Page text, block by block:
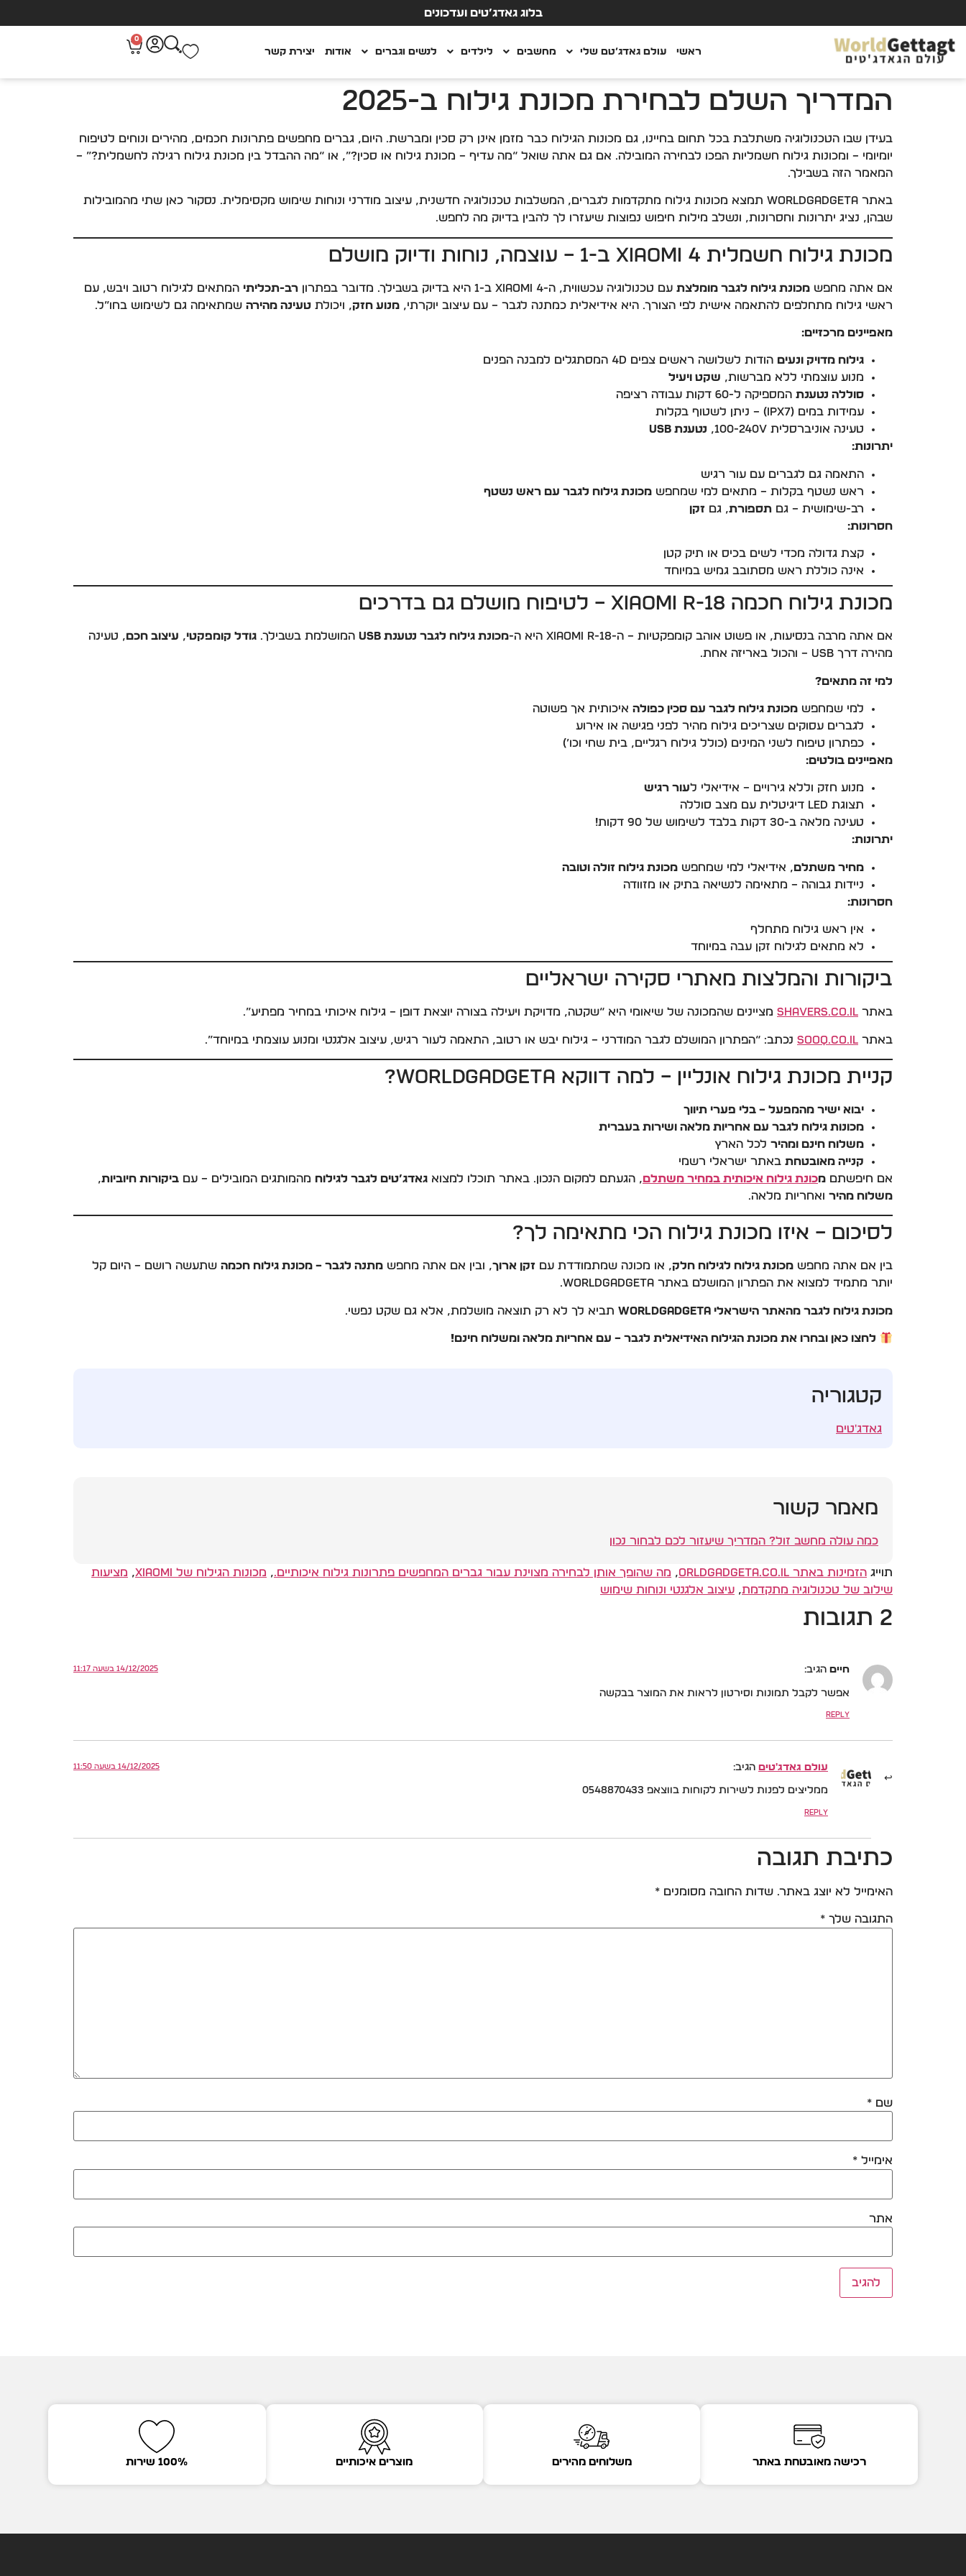
בלוג גאדג’טים ועדכונים
ראשי עולם גאדג’טם שלי מחשבים לילדים לנשים וגברים אודות יצירת קשר
0
המדריך השלם לבחירת מכונת גילוח ב-2025
בעידן שבו הטכנולוגיה משתלבת בכל תחום בחיינו, גם מכונות הגילוח כבר מזמן אינן רק סכין ומברשת. היום, גברים מחפשים פתרונות חכמים, מהירים ונוחים לטיפוח
יומיומי – ומכונות גילוח חשמליות הפכו לבחירה המובילה. אם גם אתה שואל “מה עדיף – מכונת גילוח או סכין?”, או “מה ההבדל בין מכונת גילוח רגילה לחשמלית?” –
המאמר הזה בשבילך.
באתר WorldGadgeta תמצא מכונות גילוח מתקדמות לגברים, המשלבות טכנולוגיה חדשנית, עיצוב מודרני ונוחות שימוש מקסימלית. נסקור כאן שתי מהמובילות
שבהן, נציג יתרונות וחסרונות, ונשלב מילות חיפוש נפוצות שיעזרו לך להבין בדיוק מה לחפש.
מכונת גילוח חשמלית Xiaomi 4 ב-1 – עוצמה, נוחות ודיוק מושלם
אם אתה מחפש מכונת גילוח לגבר מומלצת עם טכנולוגיה עכשווית, ה-Xiaomi 4 ב-1 היא בדיוק בשבילך. מדובר בפתרון רב-תכליתי המתאים לגילוח רטוב ויבש, עם
ראשי גילוח מתחלפים להתאמה אישית לפי הצורך. היא אידיאלית כמתנה לגבר – עם עיצוב יוקרתי, מנוע חזק, ויכולת טעינה מהירה שמתאימה גם לשימוש בחו”ל.
מאפיינים מרכזיים:
גילוח מדויק ונעים הודות לשלושה ראשים צפים 4D המסתגלים למבנה הפנים
מנוע עוצמתי ללא מברשות, שקט ויעיל
סוללה נטענת המספיקה ל-60 דקות עבודה רציפה
עמידות במים (IPX7) – ניתן לשטוף בקלות
טעינה אוניברסלית 100-240V,
נטענת USB
יתרונות:
התאמה גם לגברים עם עור רגיש
ראש נשטף בקלות – מתאים למי שמחפש מכונת גילוח לגבר עם ראש נשטף
רב-שימושית – גם תספורת, גם זקן
חסרונות:
קצת גדולה מכדי לשים בכיס או תיק קטן
אינה כוללת ראש מסתובב גמיש במיוחד
מכונת גילוח חכמה Xiaomi R-18 – לטיפוח מושלם גם בדרכים
אם אתה מרבה בנסיעות, או פשוט אוהב קומפקטיות – ה-Xiaomi R-18 היא ה- מכונת גילוח לגבר נטענת USB המושלמת בשבילך. גודל קומפקטי, עיצוב חכם, טעינה
מהירה דרך USB – והכול באריזה אחת.
למי זה מתאים?
למי שמחפש מכונת גילוח לגבר עם סכין כפולה איכותית אך פשוטה
לגברים עסוקים שצריכים גילוח מהיר לפני פגישה או אירוע
כפתרון טיפוח לשני המינים (כולל גילוח רגליים, בית שחי וכו’)
מאפיינים בולטים:
מנוע חזק וללא גירויים – אידיאלי לעור רגיש
תצוגת LED דיגיטלית עם מצב סוללה
טעינה מלאה ב-30 דקות בלבד לשימוש של 90 דקות!
יתרונות:
מחיר משתלם, אידיאלי למי שמחפש מכונת גילוח זולה וטובה
ניידות גבוהה – מתאימה לנשיאה בתיק או מזוודה
חסרונות:
אין ראש גילוח מתחלף
לא מתאים לגילוח זקן עבה במיוחד
ביקורות והמלצות מאתרי סקירה ישראליים
באתר Shavers.co.i l מציינים שהמכונה של שיאומי היא “שקטה, מדויקת ויעילה בצורה יוצאת דופן – גילוח איכותי במחיר מפתיע”.
באתר SooQ.co.il נכתב: “הפתרון המושלם לגבר המודרני – גילוח יבש או רטוב, התאמה לעור רגיש, עיצוב אלגנטי ומנוע עוצמתי במיוחד”.
קניית מכונת גילוח אונליין – למה דווקא WorldGadgeta?
יבוא ישיר מהמפעל – בלי פערי תיווך
מכונות גילוח לגבר עם אחריות מלאה ושירות בעברית
משלוח חינם ומהיר לכל הארץ
קנייה מאובטחת באתר ישראלי רשמי
אם חיפשתם מכונת גילוח איכותית במחיר משתלם, הגעתם למקום הנכון. באתר תוכלו למצוא גאדג’טים לגבר לגילוח מהמותגים המובילים – עם ביקורות חיוביות,
משלוח מהיר ואחריות מלאה.
לסיכום – איזו מכונת גילוח הכי מתאימה לך?
בין אם אתה מחפש מכונת גילוח לגילוח חלק, או מכונה שמתמודדת עם זקן ארוך, ובין אם אתה מחפש מתנה לגבר – מכונת גילוח חכמה שתעשה רושם – היום קל
יותר מתמיד למצוא את הפתרון המושלם באתר WorldGadgeta.
מכונת גילוח לגבר מהאתר הישראלי WorldGadgeta תביא לך לא רק תוצאה מושלמת, אלא גם שקט נפשי.
לחצו כאן ובחרו את מכונת הגילוח האידיאלית לגבר – עם אחריות מלאה ומשלוח חינם!
קטגוריה
גאדג'טים
מאמר קשור
כמה עולה מחשב זול? המדריך שיעזור לכם לבחור נכון
תוייג הזמינות באתר orldgadgeta.co.il , מה שהופך אותן לבחירה מצוינת עבור גברים המחפשים פתרונות גילוח איכותיים., מכונות הגילוח של Xiaomi , מציעות
שילוב של טכנולוגיה מתקדמת, עיצוב אלגנטי ונוחות שימוש
2 תגובות
חיים הגיב: 14/12/2025 בשעה 11:17
אפשר לקבל תמונות וסירטון לראות את המוצר בבקשה
Reply
עולם גאדג'טים הגיב: 14/12/2025 בשעה 11:50
ממליצים לפנות לשירות לקוחות בווצאפ 0548870433
Reply
כתיבת תגובה
האימייל לא יוצג באתר. שדות החובה מסומנים *
התגובה שלך *
שם *
אימייל *
אתר
רכישה מאובטחת באתר משלוחים מהירים מוצרים איכותיים 100% שירות